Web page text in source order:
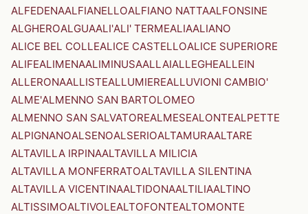
ALFEDENAALFIANELLOALFIANO NATTAALFONSINE
ALGHEROALGUAALI'ALI' TERMEALIAALIANO
ALICE BEL COLLEALICE CASTELLOALICE SUPERIORE
ALIFEALIMENAALIMINUSAALLAIALLEGHEALLEIN
ALLERONAALLISTEALLUMIEREALLUVIONI CAMBIO'
ALME'ALMENNO SAN BARTOLOMEO
ALMENNO SAN SALVATOREALMESEALONTEALPETTE
ALPIGNANOALSENOALSERIOALTAMURAALTARE
ALTAVILLA IRPINAALTAVILLA MILICIA
ALTAVILLA MONFERRATOALTAVILLA SILENTINA
ALTAVILLA VICENTINAALTIDONAALTILIAALTINO
ALTISSIMOALTIVOLEALTOFONTEALTOMONTE